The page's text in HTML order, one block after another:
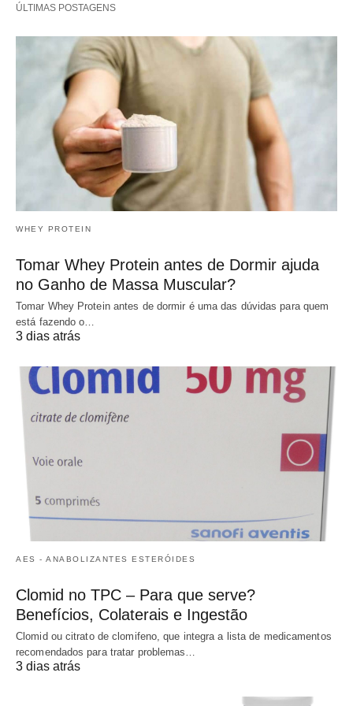
ÚLTIMAS POSTAGENS
WHEY PROTEIN
Tomar Whey Protein antes de Dormir ajuda
no Ganho de Massa Muscular?
Tomar Whey Protein antes de dormir é uma das dúvidas para quem
está fazendo o…
3 dias atrás
AES - ANABOLIZANTES ESTERÓIDES
Clomid no TPC – Para que serve?
Benefícios, Colaterais e Ingestão
Clomid ou citrato de clomifeno, que integra a lista de medicamentos
recomendados para tratar problemas…
3 dias atrás